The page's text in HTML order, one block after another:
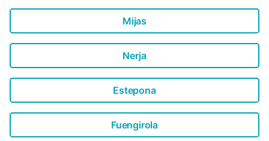
Mijas
Nerja
Estepona
Fuengirola